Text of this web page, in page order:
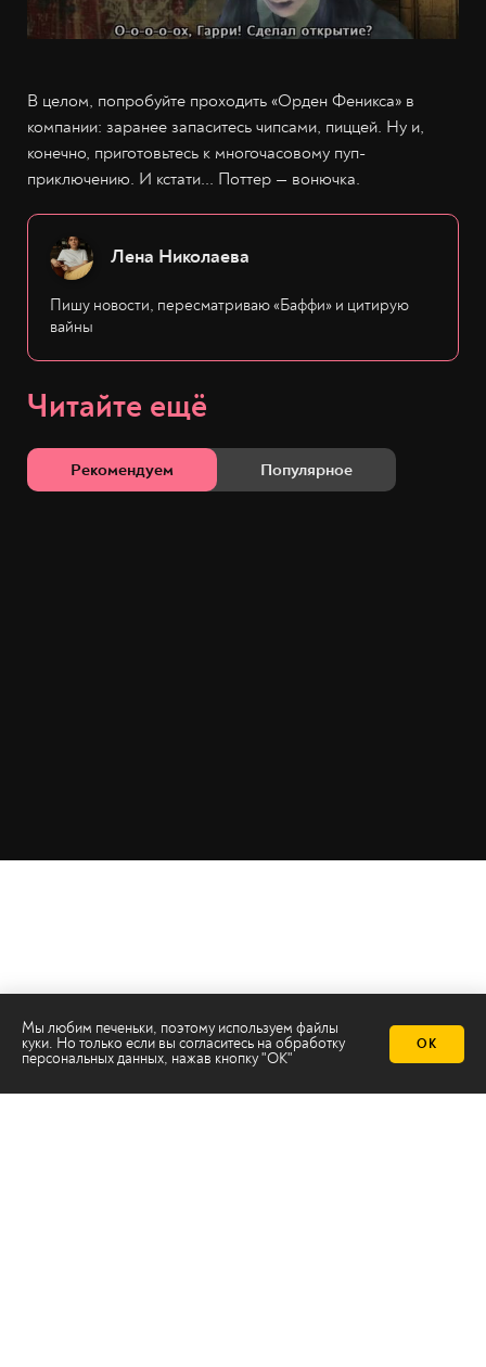
В целом, попробуйте проходить «Орден Феникса» в
компании: заранее запаситесь чипсами, пиццей. Ну и,
конечно, приготовьтесь к многочасовому пуп-
приключению. И кстати... Поттер — вонючка.
Лена Николаева
Пишу новости, пересматриваю «Баффи» и цитирую
вайны
Читайте ещё
Рекомендуем Популярное
Мы любим печеньки, поэтому используем файлы
куки. Но только если вы согласитесь на обработку
персональных данных, нажав кнопку "ОК"
ОК